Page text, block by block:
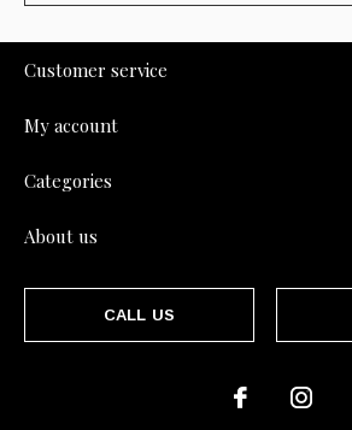
Customer service
My account
Categories
About us
CALL US